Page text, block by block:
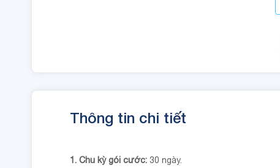
Thông tin chi tiết
1. Chu kỳ gói cước: 30 ngày.